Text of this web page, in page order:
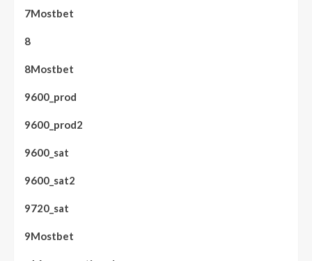
7Mostbet
8
8Mostbet
9600_prod
9600_prod2
9600_sat
9600_sat2
9720_sat
9Mostbet